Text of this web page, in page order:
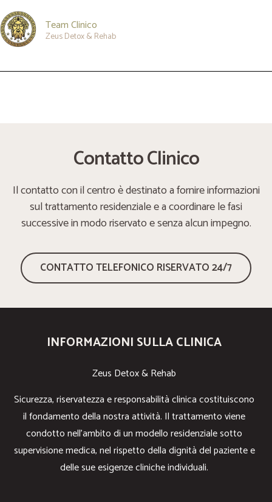
Team Clinico
Zeus Detox & Rehab
Contatto Clinico
Il contatto con il centro è destinato a fornire informazioni
sul trattamento residenziale e a coordinare le fasi
successive in modo riservato e senza alcun impegno.
CONTATTO TELEFONICO RISERVATO 24/7
INFORMAZIONI SULLA CLINICA
Zeus Detox & Rehab
Sicurezza, riservatezza e responsabilità clinica costituiscono
il fondamento della nostra attività. Il trattamento viene
condotto nell’ambito di un modello residenziale sotto
supervisione medica, nel rispetto della dignità del paziente e
delle sue esigenze cliniche individuali.